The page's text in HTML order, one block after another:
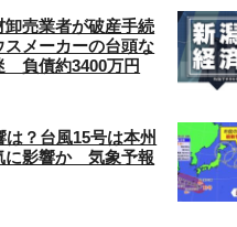
卸売業者が破産手続
メーカーの台頭な
負債約3400万円
？台風15号は本州
に影響か 気象予報